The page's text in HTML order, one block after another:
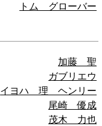
トム グローバー
加藤 聖
ガブリエウ
イヨハ 理 ヘンリー
尾崎 優成
茂木 力也